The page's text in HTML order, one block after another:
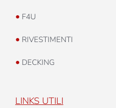
• F4U
• RIVESTIMENTI
• DECKING
LINKS UTILI